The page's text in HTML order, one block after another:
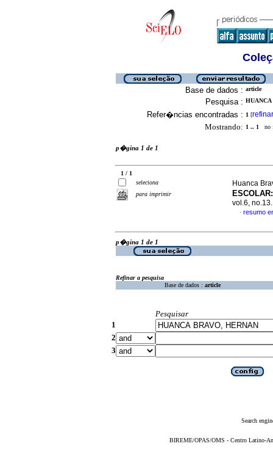
Base de dados : article
Pesquisa :
Refer�ncias encontradas : 1 [refinar
Mostrando: 1 .. 1 no
p�gina 1 de 1
1 / 1
seleciona
para imprimir
Huanca
vol.6,
· resumo
p�gina 1 de 1
Refinar a pesquisa
Base de dados : article
Pesquisar
1
2
3
Search
BIREME/OPAS/OMS - Centro Latino-